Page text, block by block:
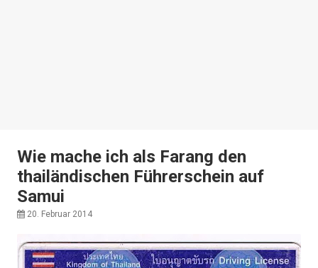
Wie mache ich als Farang den
thailändischen Führerschein auf
Samui
20. Februar 2014